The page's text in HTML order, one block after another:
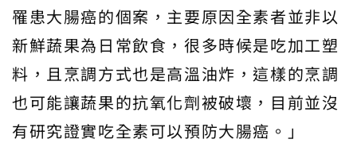
罹患大腸癌的個案，主要原因全素者並非以
新鮮蔬果為日常飲食，很多時候是吃加工塑
料，且烹調方式也是高溫油炸，這樣的烹調
也可能讓蔬果的抗氧化劑被破壞，目前並沒
有研究證實吃全素可以預防大腸癌。」